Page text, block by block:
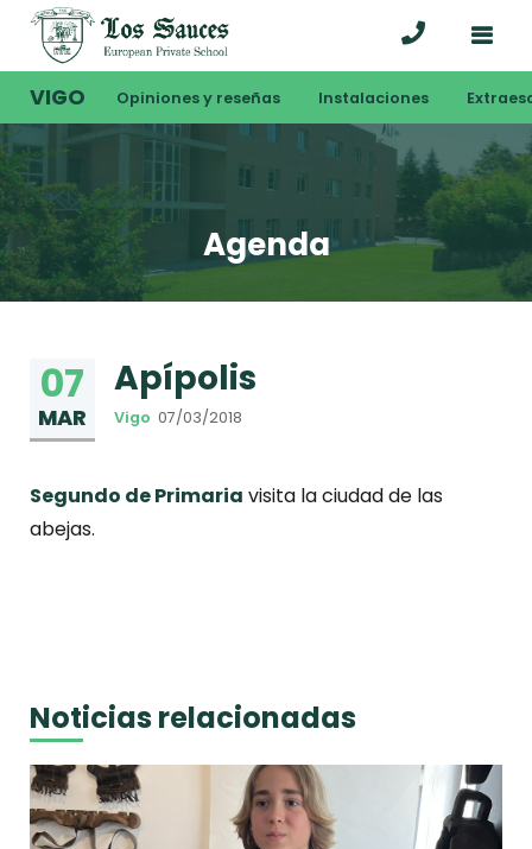
VIGO Opiniones y reseñas Instalaciones
Agenda
07
MAR
Apípolis
Vigo 07/03/2018
Segundo de Primaria visita la ciudad de las
abejas.
Noticias relacionadas